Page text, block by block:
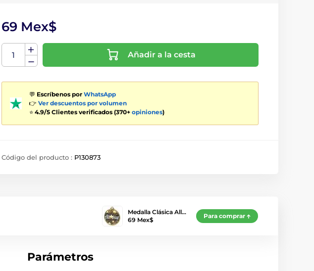
69 Mex$
Añadir a la cesta
💬 Escríbenos por WhatsApp
👉 Ver descuentos por volumen
⭐ 4.9/5 Clientes verificados (370+ opiniones)
Código del producto : P130873
Medalla Clásica All…
69 Mex$
Para comprar
Parámetros